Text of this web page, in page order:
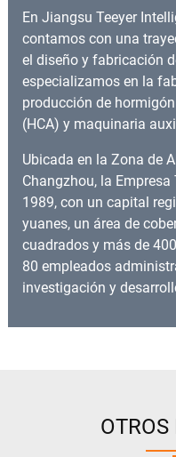
En Jiangsu Teeyer
contamos con una
el diseño y fabricación
especializamos en la
producción de
(HCA) y maquinaria
Ubicada en la Zona de
Changzhou, la Empresa
1989, con un capital
yuanes, un área de
cuadrados y más de
80 empleados
investigación y
OTROS